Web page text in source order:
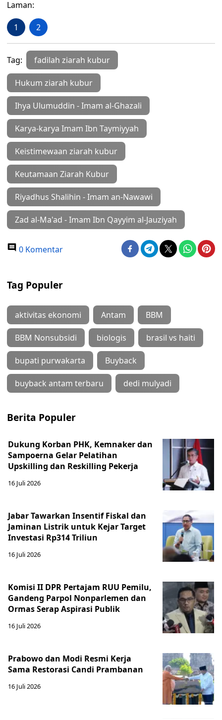
Laman:
1 2
Tag: fadilah ziarah kubur
Hukum ziarah kubur
Ihya Ulumuddin - Imam al-Ghazali
Karya-karya Imam Ibn Taymiyyah
Keistimewaan ziarah kubur
Keutamaan Ziarah Kubur
Riyadhus Shalihin - Imam an-Nawawi
Zad al-Ma'ad - Imam Ibn Qayyim al-Jauziyah
0 Komentar
Tag Populer
aktivitas ekonomi Antam BBM
BBM Nonsubsidi biologis brasil vs haiti
bupati purwakarta Buyback
buyback antam terbaru dedi mulyadi
Berita Populer
Dukung Korban PHK, Kemnaker dan
Sampoerna Gelar Pelatihan
Upskilling dan Reskilling Pekerja
16 Juli 2026
Jabar Tawarkan Insentif Fiskal dan
Jaminan Listrik untuk Kejar Target
Investasi Rp314 Triliun
16 Juli 2026
Komisi II DPR Pertajam RUU Pemilu,
Gandeng Parpol Nonparlemen dan
Ormas Serap Aspirasi Publik
16 Juli 2026
Prabowo dan Modi Resmi Kerja
Sama Restorasi Candi Prambanan
16 Juli 2026